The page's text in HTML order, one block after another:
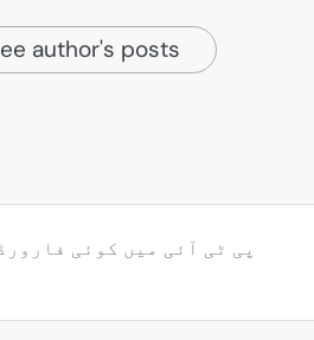
author's posts
پی ٹی آئی میں کوئی